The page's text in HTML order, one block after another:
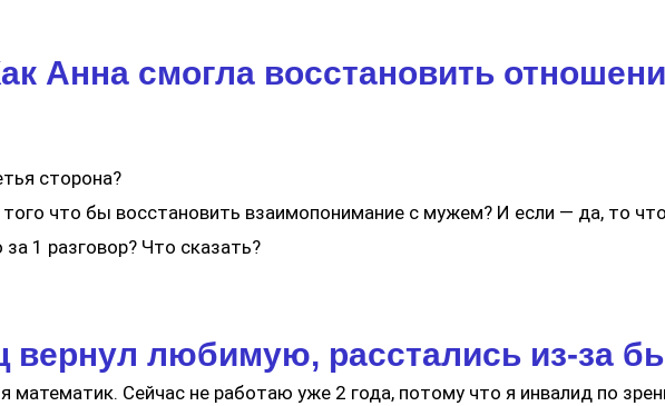
Анна смогла восстановить
сторона?
что бы восстановить взаимопонимание с мужем? И если — да, то
1 разговор? Что сказать?
вернул любимую, расстались из-за
математик. Сейчас не работаю уже 2 года, потому что я инвалид по